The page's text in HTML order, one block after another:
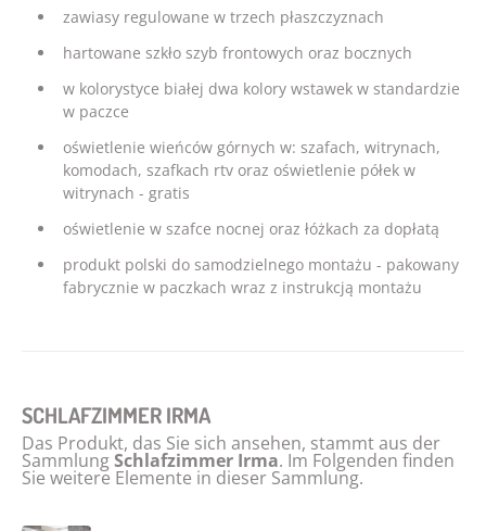
zawiasy regulowane w trzech płaszczyznach
hartowane szkło szyb frontowych oraz bocznych
w kolorystyce białej dwa kolory wstawek w standardzie
w paczce
oświetlenie wieńców górnych w: szafach, witrynach,
komodach, szafkach rtv oraz oświetlenie półek w
witrynach - gratis
oświetlenie w szafce nocnej oraz łóżkach za dopłatą
produkt polski do samodzielnego montażu - pakowany
fabrycznie w paczkach wraz z instrukcją montażu
SCHLAFZIMMER IRMA
Das Produkt, das Sie sich ansehen, stammt aus der
SammlungSchlafzimmer Irma. Im Folgenden finden
Sie weitere Elemente in dieser Sammlung.